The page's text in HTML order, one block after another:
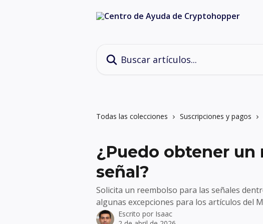
Todas las colecciones Suscripciones y pagos
¿Puedo obtener un
señal?
Solicita un reembolso para las señales
algunas excepciones para los artículos del
Escrito por Isaac